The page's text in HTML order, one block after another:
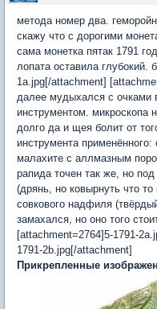
метода номер два.
скажу что с дорогими
сама монетка пятак 1791
лопата оставила глубокий.
1a.jpg[/attachment]
далее мудыхался с очками
инструментом. микроскопа
долго да и щея болит от
инструмента
малахите с аллмазным
рапида точен так же, но
(дрянь, но ковырнуть что
совкового надфиля
замахался, но оно того
[attachment=2764]5-1791-
1791-2b.jpg[/attachment]
Прикрепленные